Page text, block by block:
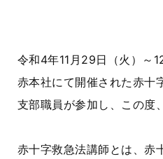
令和4年11月29日（火）～
赤本社にて開催された赤十
支部職員が参加し、この度
赤十字救急法講師とは、赤